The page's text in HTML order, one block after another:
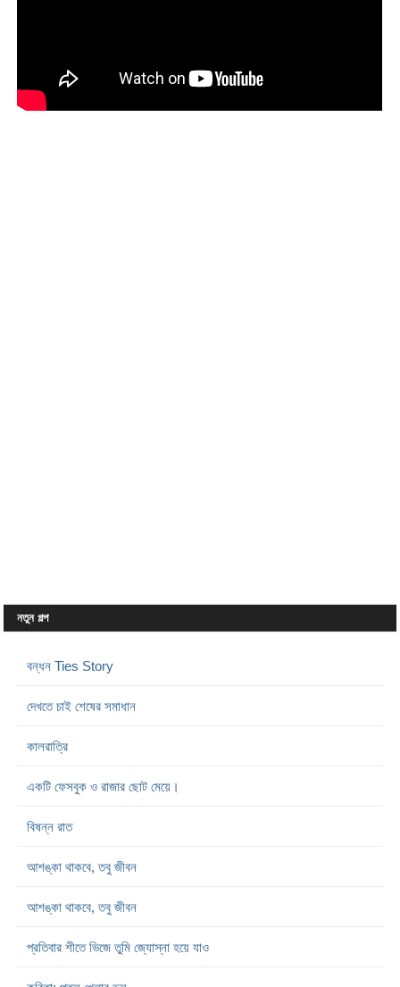
নতুন গল্প
বন্ধন Ties Story
দেখতে চাই শেষের সমাধান
কালরাত্রি
একটি ফেসবুক ও রাজার ছোট মেয়ে।
বিষন্ন রাত
আশঙ্কা থাকবে, তবু জীবন
আশঙ্কা থাকবে, তবু জীবন
প্রতিবার শীতে ভিজে তুমি জ্যোস্না হয়ে যাও